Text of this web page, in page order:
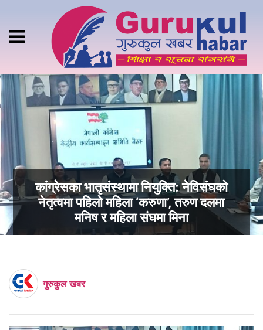
कांग्रेसका भातृसंस्थामा नियुक्ति: नेविसंघको
नेतृत्वमा पहिलो महिला ‘करुणा’, तरुण दलमा
मनिष र महिला संघमा मिना
गुरुकुल खबर